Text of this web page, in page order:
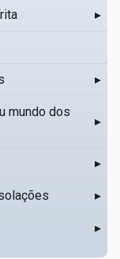
▸
▸
mundo dos
▸
▸
▸
▸